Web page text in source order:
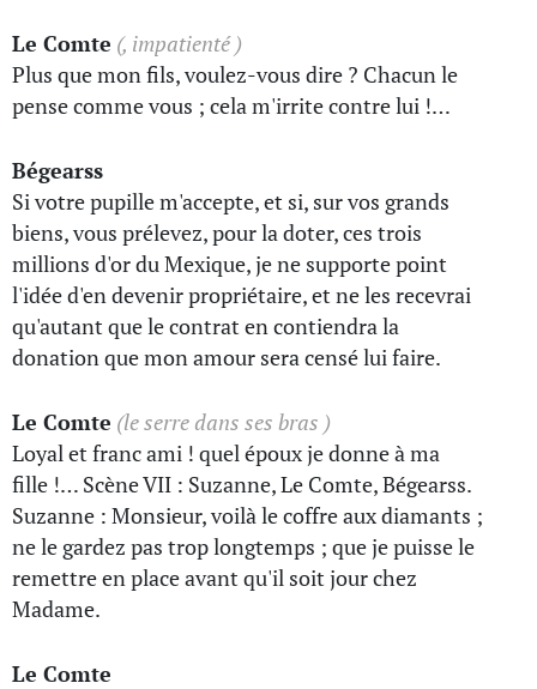
Le Comte (, impatienté )
Plus que mon fils, voulez-vous dire ? Chacun le
pense comme vous ; cela m'irrite contre lui !…
Bégearss
Si votre pupille m'accepte, et si, sur vos grands
biens, vous prélevez, pour la doter, ces trois
millions d'or du Mexique, je ne supporte point
l'idée d'en devenir propriétaire, et ne les recevrai
qu'autant que le contrat en contiendra la
donation que mon amour sera censé lui faire.
Le Comte (le serre dans ses bras )
Loyal et franc ami ! quel époux je donne à ma
fille !… Scène VII : Suzanne, Le Comte, Bégearss.
Suzanne : Monsieur, voilà le coffre aux diamants ;
ne le gardez pas trop longtemps ; que je puisse le
remettre en place avant qu'il soit jour chez
Madame.
Le Comte